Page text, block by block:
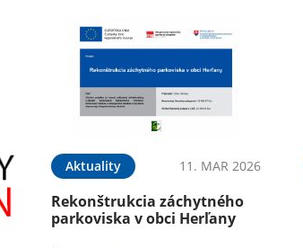
Aktuality 11. MAR 2026
Rekonštrukcia záchytného
parkoviska v obci Herľany